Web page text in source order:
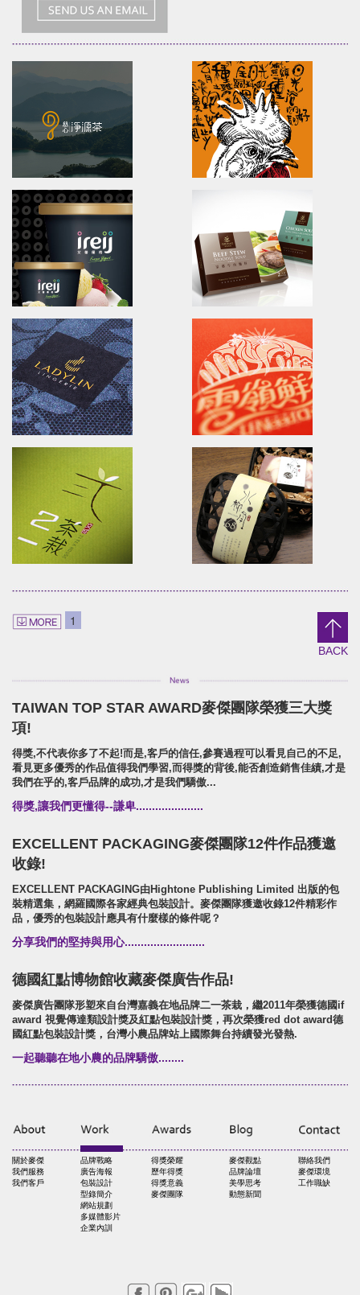
Ching Yuan tea
brand identity/logo design/packaging
慈心淨源茶/品牌探索.識別/包裝設計/網頁設計
U-need Chicken
Poster.Branding.packaging.
立瑞畜產/雲嶺鮮雞/產品形象/海報
ireij Italy Gelato
Brand Identity.Poster.Print.Website
艾蕾優格/品牌識別/包裝/網頁/海報設計
ORINAT FOOD
原味恰恰/品牌識別/包裝設計/行銷
LADYLIN LINGERIE
Branding.packaging.marketing.
蕾迪琳塑身衣/品牌識別/包裝設計/行銷策略
U-need Chicken
Branding.packaging.Poster.
雲嶺鮮雞/品牌識別/包裝設計/行銷
二一茶栽/品牌識別/包裝設計/行銷策略 水柳角68手工皂舖/品牌識別/包裝
1
BACK
TAIWAN TOP STAR AWARD麥傑團隊榮獲三大獎
項!
得獎,不代表你多了不起!而是,客戶的信任,參賽過程可以看見自己的不足,
看見更多優秀的作品值得我們學習,而得獎的背後,能否創造銷售佳績,才是
我們在乎的,客戶品牌的成功,才是我們驕傲...
得獎,讓我們更懂得--謙卑.....................
EXCELLENT PACKAGING麥傑團隊12件作品獲邀
收錄!
EXCELLENT PACKAGING由Hightone Publishing Limited 出版的包
裝精選集，網羅國際各家經典包裝設計。麥傑團隊獲邀收錄12件精彩作
品，優秀的包裝設計應具有什麼樣的條件呢？
分享我們的堅持與用心.........................
德國紅點博物館收藏麥傑廣告作品!
麥傑廣告團隊形塑來自台灣嘉義在地品牌二一茶栽，繼2011年榮獲德國if
award 視覺傳達類設計獎及紅點包裝設計獎，再次榮獲red dot award德
國紅點包裝設計獎，台灣小農品牌站上國際舞台持續發光發熱.
一起聽聽在地小農的品牌驕傲........
關於麥傑
我們服務
我們客戶
品牌戰略
廣告海報
包裝設計
型錄簡介
網站規劃
多媒體影片
企業內訓
得獎榮耀
歷年得獎
得獎意義
麥傑團隊
麥傑觀點
品牌論壇
美學思考
動態新聞
聯絡我們
麥傑環境
工作職缺